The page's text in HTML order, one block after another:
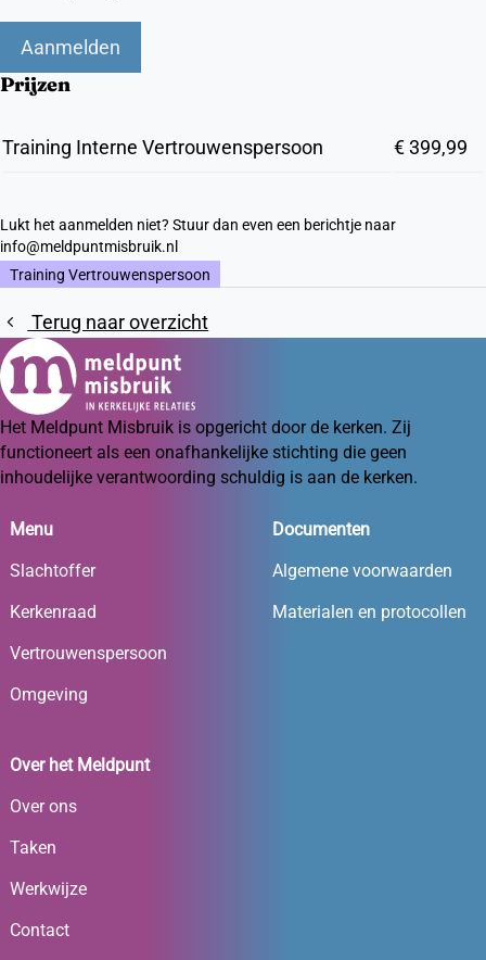
Aanmelden
Prijzen
Training Interne Vertrouwenspersoon € 399,99
Lukt het aanmelden niet? Stuur dan even een berichtje naar
info@meldpuntmisbruik.nl
Training Vertrouwenspersoon
Terug naar overzicht
Het Meldpunt Misbruik is opgericht door de kerken. Zij
functioneert als een onafhankelijke stichting die geen
inhoudelijke verantwoording schuldig is aan de kerken.
Menu
Slachtoffer
Kerkenraad
Vertrouwenspersoon
Omgeving
Documenten
Algemene voorwaarden
Materialen en protocollen
Over het Meldpunt
Over ons
Taken
Werkwijze
Contact